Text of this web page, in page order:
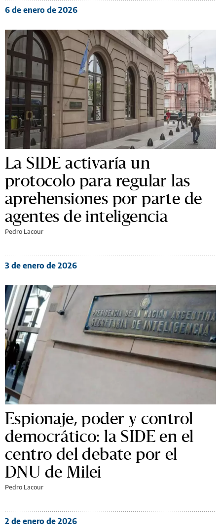
6 de enero de 2026
La SIDE activaría un
protocolo para regular las
aprehensiones por parte de
agentes de inteligencia
Pedro Lacour
3 de enero de 2026
Espionaje, poder y control
democrático: la SIDE en el
centro del debate por el
DNU de Milei
Pedro Lacour
2 de enero de 2026